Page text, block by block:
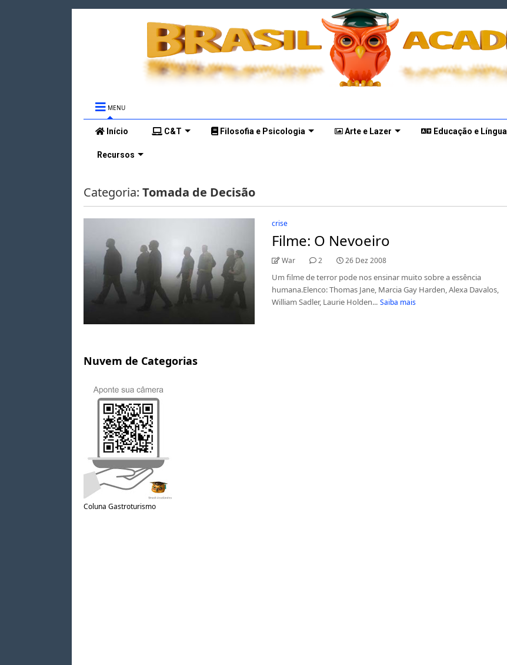
MENU
Início C&T Filosofia e Psicologia Arte e Lazer Educação e Língua
Recursos
Categoria: Tomada de Decisão
crise
Filme: O Nevoeiro
War 2 26 Dez 2008
Um filme de terror pode nos ensinar muito sobre a essência
humana.Elenco: Thomas Jane, Marcia Gay Harden, Alexa Davalos,
William Sadler, Laurie Holden... Saiba mais
Nuvem de Categorias
Coluna Gastroturismo